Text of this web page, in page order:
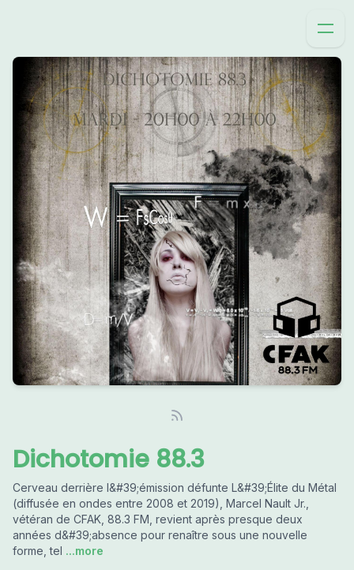
Dichotomie 88.3
Cerveau derrière l&#39;émission défunte L&#39;Élite du Métal
(diffusée en ondes entre 2008 et 2019), Marcel Nault Jr.,
vétéran de CFAK, 88.3 FM, revient après presque deux
années d&#39;absence pour renaître sous une nouvelle
forme, tel ...more